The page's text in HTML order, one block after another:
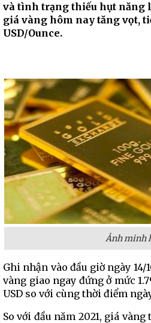
và tình trạng thiếu hụt năng
giá vàng hôm nay tăng vọt,
USD/Ounce.
Ảnh minh
Ghi nhận vào đầu giờ ngày 14/
vàng giao ngay đứng ở mức
USD so với cùng thời điểm
So với đầu năm 2021, giá